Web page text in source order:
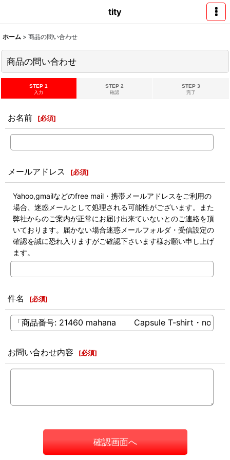
tity
ホーム > 商品の問い合わせ
商品の問い合わせ
STEP 1
入力
STEP 2
確認
STEP 3
完了
お名前 [必須]
メールアドレス [必須]
Yahoo,gmailなどのfree mail・携帯メールアドレスをご利用の
場合、迷惑メールとして処理される可能性がございます。また
弊社からのご案内が正常にお届け出来ていないとのご連絡を頂
いております。届かない場合迷惑メールフォルダ・受信設定の
確認を誠に恐れ入りますがご確認下さいます様お願い申し上げ
ます。
件名 [必須]
お問い合わせ内容 [必須]
確認画面へ